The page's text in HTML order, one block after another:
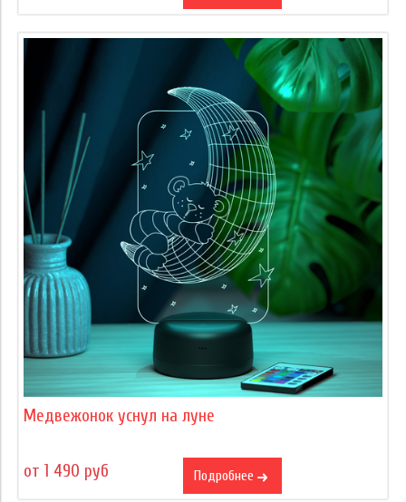
Медвежонок уснул на луне
от 1 490 руб Подробнее